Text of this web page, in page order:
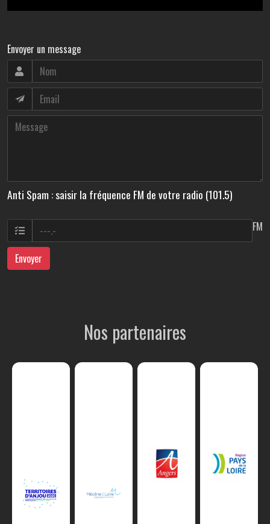
Envoyer un message
Anti Spam : saisir la fréquence FM de votre radio (101.5)
FM
Envoyer
Nos partenaires